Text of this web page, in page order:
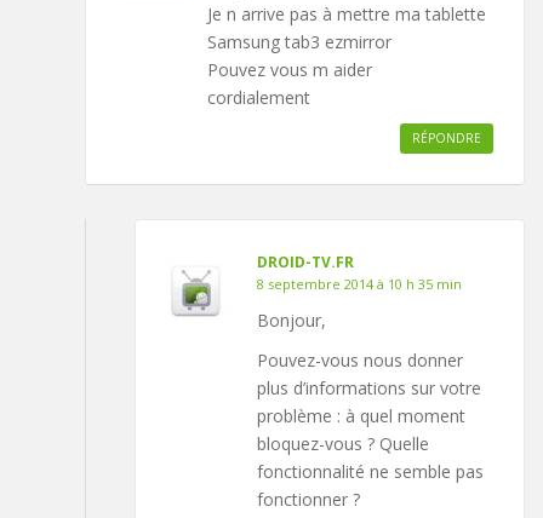
Je n arrive pas à mettre ma tablette
Samsung tab3 ezmirror
Pouvez vous m aider
cordialement
RÉPONDRE
DROID-TV.FR
8 septembre 2014 à 10 h 35 min
Bonjour,
Pouvez-vous nous donner
plus d’informations sur votre
problème : à quel moment
bloquez-vous ? Quelle
fonctionnalité ne semble pas
fonctionner ?